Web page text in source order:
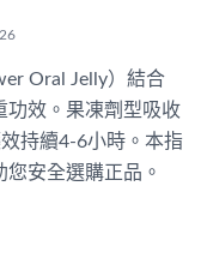
Oral Jelly）結合
功效。果凍劑型吸收
持續4-6小時。本指
安全選購正品。